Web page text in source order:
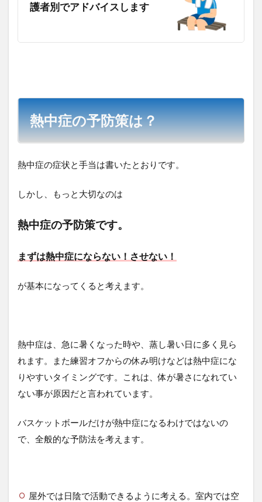
護者別でアドバイスします
熱中症の予防策は？
熱中症の症状と手当は書いたとおりです。
しかし、もっと大切なのは
熱中症の予防策です。
まずは熱中症にならない！させない！
が基本になってくると考えます。
熱中症は、急に暑くなった時や、蒸し暑い日に多く見ら
れます。また練習オフからの休み明けなどは熱中症にな
りやすいタイミングです。これは、体が暑さになれてい
ない事が原因だと言われています。
バスケットボールだけが熱中症になるわけではないの
で、全般的な予防法を考えます。
屋外では日陰で活動できるように考える。室内では空